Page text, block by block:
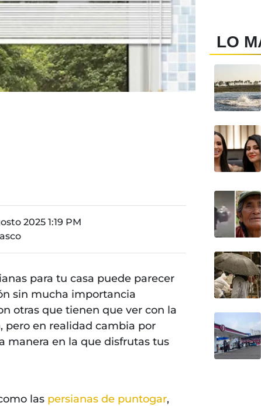
2025 1:19 PM
para tu casa puede parecer
sin mucha importancia
otras que tienen que ver con la
pero en realidad cambia por
manera en la que disfrutas tus
las persianas de puntogar,
LO